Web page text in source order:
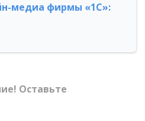
медиа фирмы «1С»:
Оставьте